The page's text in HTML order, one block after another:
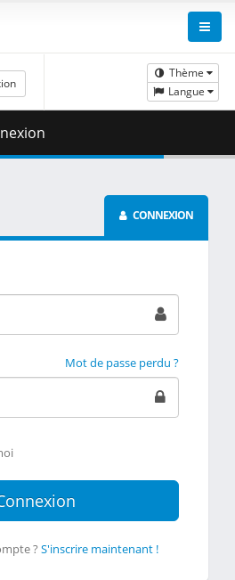
Thème
Langue
CONNEXION
Mot de passe perdu ?
? S'inscrire maintenant !